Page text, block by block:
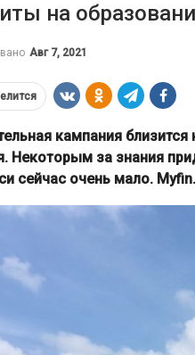
на
Авг 7, 2021
кампания
Некоторым за знания
сейчас очень мало.